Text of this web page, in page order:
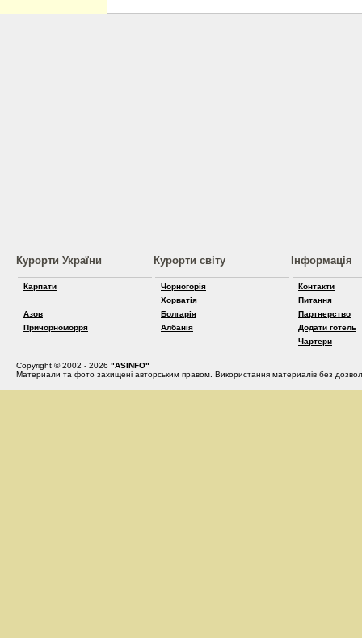
Курорти України
Карпати
Азов
Причорноморря
Курорти світу
Чорногорія
Хорватія
Болгарія
Албанія
Інформація
Контакти
Питання
Партнерство
Додати готель
Чартери
Copyright © 2002 - 2026 "ASINFO"
Материали та фото захищені авторським правом. Використання материалів без